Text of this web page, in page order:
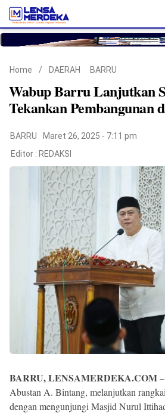
Copyright
Home / DAERAH BARRU
Wabup Barru Lanjutkan
Tekankan Pembangunan
BARRU
Maret 26, 2025 - 7:11 pm
Editor : REDAKSI
BARRU, LENSAMERDEKA.COM
Abustan A. Bintang, melanjutkan
dengan mengunjungi Masjid Nurul